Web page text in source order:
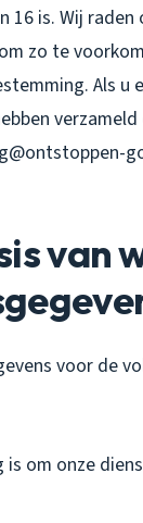
is. Wij
zo te
Als
van
voor de
om onze